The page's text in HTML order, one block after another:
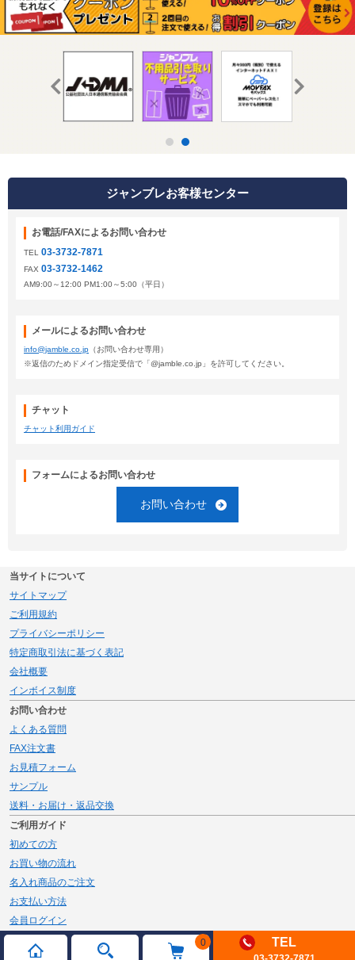
0 TEL
ジャンブレお客様センター
お電話/FAXによるお問い合わせ
TEL 03-3732-7871
FAX 03-3732-1462
AM9:00～12:00 PM1:00～5:00（平日）
メールによるお問い合わせ
info@jamble.co.jp （お問い合わせ専用）
※返信のためドメイン指定受信で「@jamble.co.jp」を許可してください。
チャット
チャット利用ガイド
フォームによるお問い合わせ
お問い合わせ
当サイトについて
サイトマップ
ご利用規約
プライバシーポリシー
特定商取引法に基づく表記
会社概要
インボイス制度
お問い合わせ
よくある質問
FAX注文書
お見積フォーム
サンプル
送料・お届け・返品交換
ご利用ガイド
初めての方
お買い物の流れ
名入れ商品のご注文
お支払い方法
会員ログイン
メルマガ登録